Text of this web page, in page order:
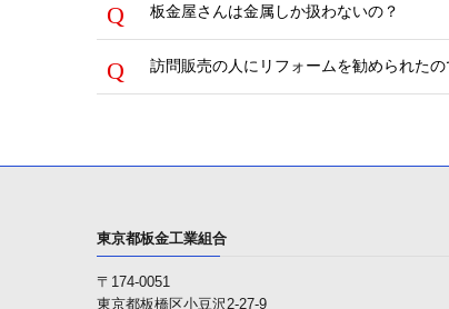
板金屋さんは金属しか扱わないの？
訪問販売の人にリフォームを勧められた
東京都板金工業組合
〒174-0051
東京都板橋区小豆沢2-27-9